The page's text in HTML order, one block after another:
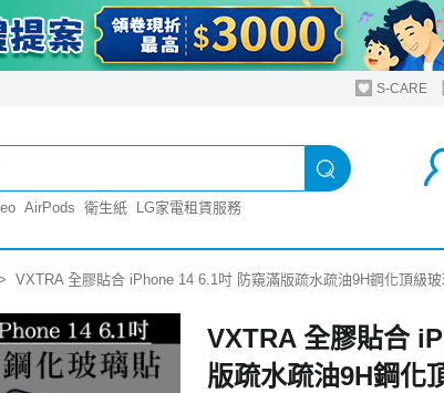
S-CARE
AirPods 衛生紙 LG家電租賃服務
VXTRA 全膠貼合 iPhone 14 6.1吋 防窺滿版疏水疏油9H鋼化頂級
VXTRA 全膠貼合
版疏水疏油9H鋼化